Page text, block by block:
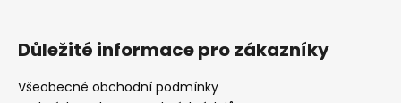
Důležité informace pro zákazníky
Všeobecné obchodní podmínky